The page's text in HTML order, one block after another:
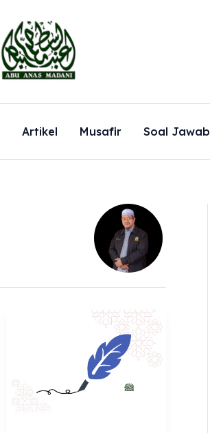
Artikel Musafir Soal Jawab